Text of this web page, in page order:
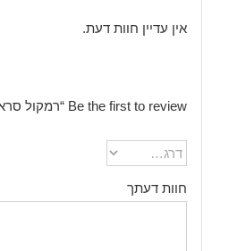
אין עדיין חוות דעת.
Be the first to review “רמקול סראונד SMK4”
חוות דעתך